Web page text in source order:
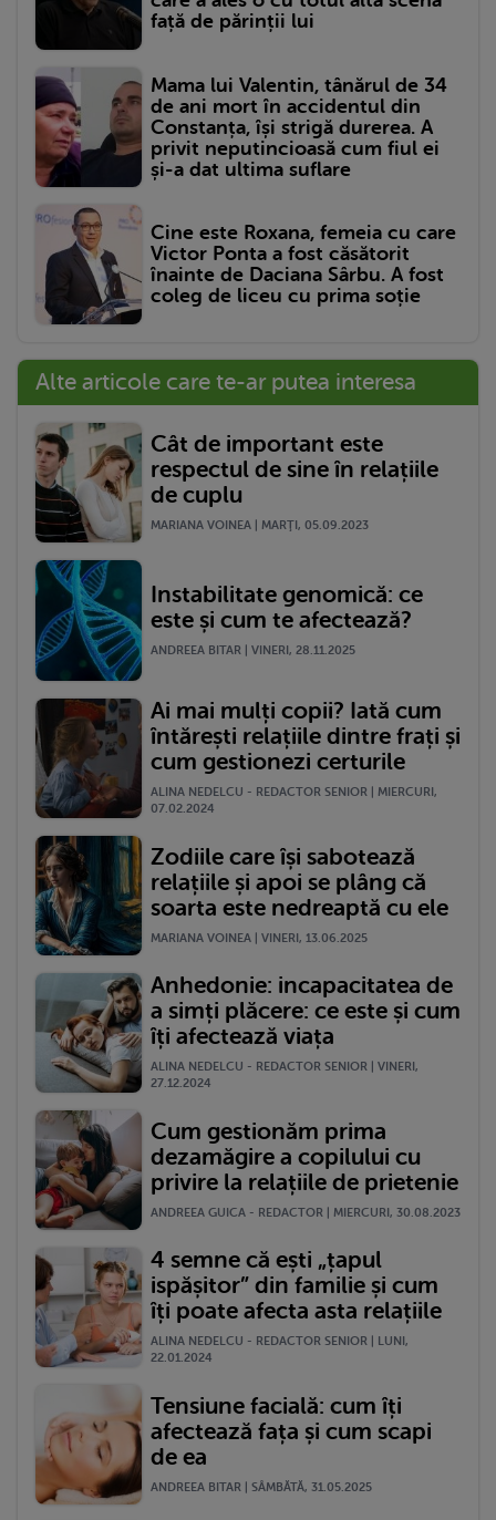
față de părinții lui
Mama lui Valentin, tânărul de 34
de ani mort în accidentul din
Constanța, își strigă durerea. A
privit neputincioasă cum fiul ei
și-a dat ultima suflare
Cine este Roxana, femeia cu care
Victor Ponta a fost căsătorit
înainte de Daciana Sârbu. A fost
coleg de liceu cu prima soție
Alte articole care te-ar putea interesa
Cât de important este
respectul de sine în relațiile
de cuplu
MARIANA VOINEA | MARŢI, 05.09.2023
Instabilitate genomică: ce
este și cum te afectează?
ANDREEA BITAR | VINERI, 28.11.2025
Ai mai mulți copii? Iată cum
întărești relațiile dintre frați și
cum gestionezi certurile
ALINA NEDELCU - REDACTOR SENIOR | MIERCURI,
07.02.2024
Zodiile care își sabotează
relațiile și apoi se plâng că
soarta este nedreaptă cu ele
MARIANA VOINEA | VINERI, 13.06.2025
Anhedonie: incapacitatea de
a simți plăcere: ce este și cum
îți afectează viața
ALINA NEDELCU - REDACTOR SENIOR | VINERI,
27.12.2024
Cum gestionăm prima
dezamăgire a copilului cu
privire la relațiile de prietenie
ANDREEA GUICA - REDACTOR | MIERCURI, 30.08.2023
4 semne că ești „țapul
ispășitor” din familie și cum
îți poate afecta asta relațiile
ALINA NEDELCU - REDACTOR SENIOR | LUNI,
22.01.2024
Tensiune facială: cum îți
afectează fața și cum scapi
de ea
ANDREEA BITAR | SÂMBĂTĂ, 31.05.2025